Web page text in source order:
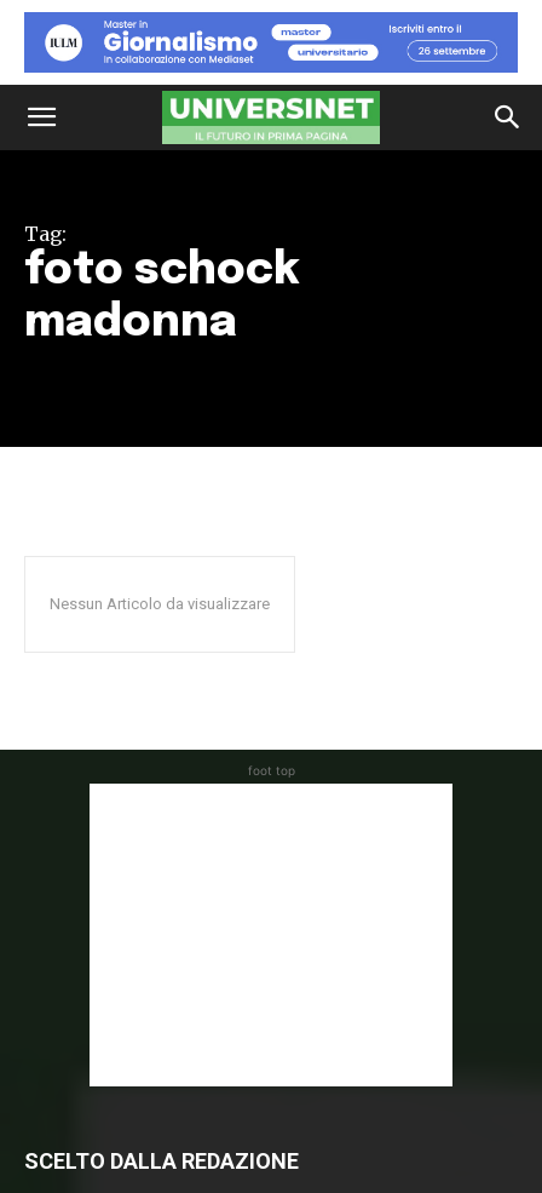
Tag:
foto schock
madonna
Nessun Articolo da visualizzare
foot top
SCELTO DALLA REDAZIONE